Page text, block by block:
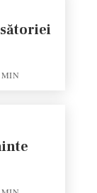
MIN